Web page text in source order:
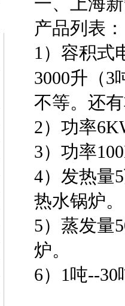
产品列表：
1）容积式
3000升（3
不等。还
2）功率
3）功率
4）发热量
热水锅炉。
5）蒸发量
炉。
6）1吨--